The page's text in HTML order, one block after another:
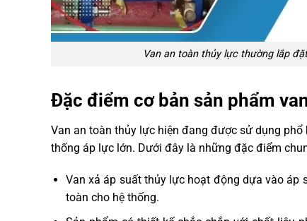
Van an toàn thủy lực thường lắp
Đặc điểm cơ bản sản phẩm
Van an toàn thủy lực hiện đang được sử dụng
thống áp lực lớn. Dưới đây là những đặc điểm
Van xả áp suất thủy lực hoạt động dựa vào
toàn cho hệ thống.